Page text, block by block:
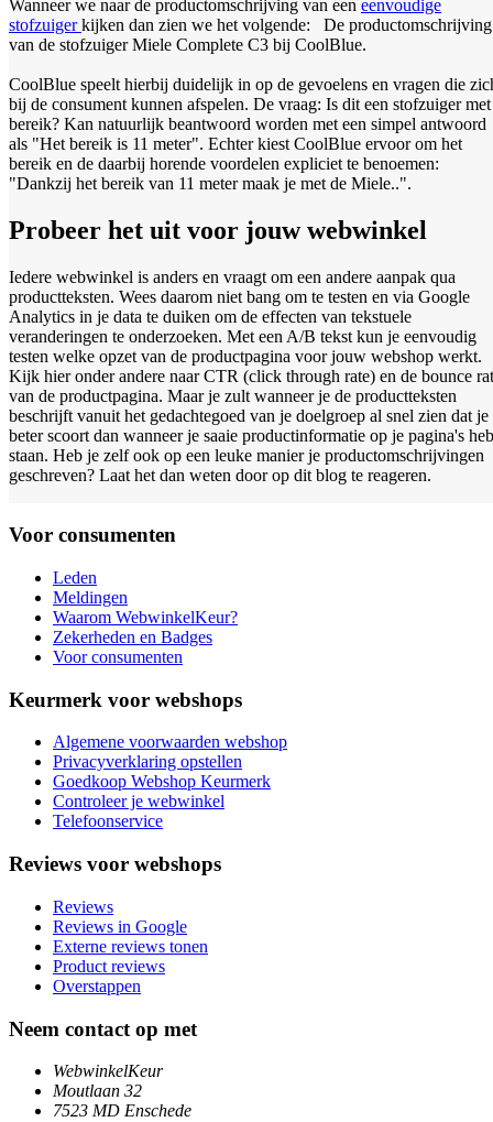
Wanneer we naar de productomschrijving van een eenvoudige
stofzuigerkijken dan zien we het volgende:
De productomschrijving
van de stofzuiger Miele Complete C3 bij CoolBlue.
CoolBlue speelt hierbij duidelijk in op de gevoelens en vragen die
bij de consument kunnen afspelen. De vraag: Is dit een stofzuiger met
bereik? Kan natuurlijk beantwoord worden met een simpel antwoord
als "Het bereik is 11 meter". Echter kiest CoolBlue ervoor om het
bereik en de daarbij horende voordelen expliciet te benoemen:
"Dankzij het bereik van 11 meter maak je met de Miele..".
Probeer het uit voor jouw webwinkel
Iedere webwinkel is anders en vraagt om een andere aanpak qua
productteksten. Wees daarom niet bang om te testen en via Google
Analytics in je data te duiken om de effecten van tekstuele
veranderingen te onderzoeken. Met een A/B tekst kun je eenvoudig
testen welke opzet van de productpagina voor jouw webshop werkt.
Kijk hier onder andere naar CTR (click through rate) en de bounce
van de productpagina. Maar je zult wanneer je de productteksten
beschrijft vanuit het gedachtegoed van je doelgroep al snel zien dat je
beter scoort dan wanneer je saaie productinformatie op je pagina's
staan. Heb je zelf ook op een leuke manier je productomschrijvingen
geschreven? Laat het dan weten door op dit blog te reageren.
Voor consumenten
Leden
Meldingen
Waarom WebwinkelKeur?
Zekerheden en Badges
Voor consumenten
Keurmerk voor webshops
Algemene voorwaarden webshop
Privacyverklaring opstellen
Goedkoop Webshop Keurmerk
Controleer je webwinkel
Telefoonservice
Reviews voor webshops
Reviews
Reviews in Google
Externe reviews tonen
Product reviews
Overstappen
Neem contact op met
WebwinkelKeur
Moutlaan 32
7523 MD Enschede